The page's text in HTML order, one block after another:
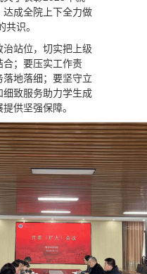
成全院上下全力做
识。
站位，切实把上级
；要压实工作责
地落细；要坚守立
致服务助力学生成
供坚强保障。